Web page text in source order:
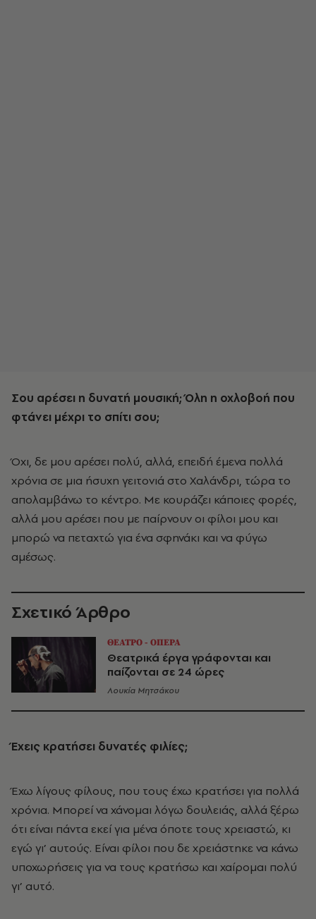
Σου αρέσει η δυνατή μουσική; Όλη η οχλοβοή που
φτάνει μέχρι το σπίτι σου;
Όχι, δε μου αρέσει πολύ, αλλά, επειδή έμενα πολλά
χρόνια σε μια ήσυχη γειτονιά στο Χαλάνδρι, τώρα το
απολαμβάνω το κέντρο. Με κουράζει κάποιες φορές,
αλλά μου αρέσει που με παίρνουν οι φίλοι μου και
μπορώ να πεταχτώ για ένα σφηνάκι και να φύγω
αμέσως.
Σχετικό Άρθρο
ΘΕΑΤΡΟ - ΟΠΕΡΑ
Θεατρικά έργα γράφονται και
παίζονται σε 24 ώρες
Λουκία Μητσάκου
Έχεις κρατήσει δυνατές φιλίες;
Έχω λίγους φίλους, που τους έχω κρατήσει για πολλά
χρόνια. Μπορεί να χάνομαι λόγω δουλειάς, αλλά ξέρω
ότι είναι πάντα εκεί για μένα όποτε τους χρειαστώ, κι
εγώ γι’ αυτούς. Είναι φίλοι που δε χρειάστηκε να κάνω
υποχωρήσεις για να τους κρατήσω και χαίρομαι πολύ
γι’ αυτό.